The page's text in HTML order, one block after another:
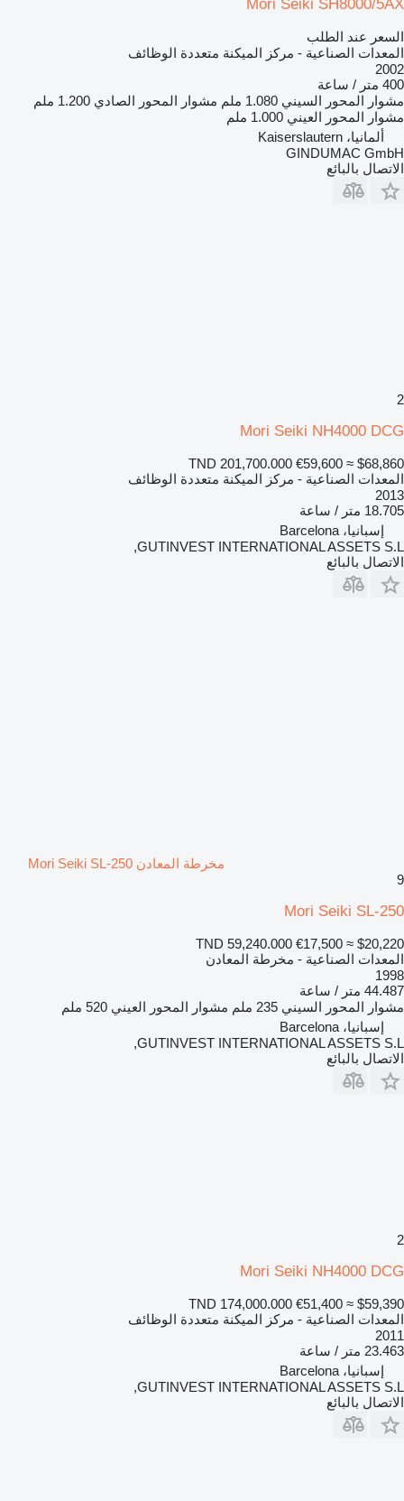
Mori Seiki SH8000/5AX
السعر عند الطلب
المعدات الصناعية - مركز الميكنة متعددة الوظائف
2002
400 متر / ساعة
مشوار المحور السيني 1.080 ملم مشوار المحور الصادي 1.200 ملم
مشوار المحور العيني 1.000 ملم
ألمانيا، Kaiserslautern
GINDUMAC GmbH
الاتصال بالبائع
2
Mori Seiki NH4000 DCG
TND 201,700.000 €59,600 ≈ $68,860
المعدات الصناعية - مركز الميكنة متعددة الوظائف
2013
18.705 متر / ساعة
إسبانيا، Barcelona
GUTINVEST INTERNATIONAL ASSETS S.L,
الاتصال بالبائع
مخرطة المعادن Mori Seiki SL-250
9
Mori Seiki SL-250
TND 59,240.000 €17,500 ≈ $20,220
المعدات الصناعية - مخرطة المعادن
1998
44.487 متر / ساعة
مشوار المحور السيني 235 ملم مشوار المحور العيني 520 ملم
إسبانيا، Barcelona
GUTINVEST INTERNATIONAL ASSETS S.L,
الاتصال بالبائع
2
Mori Seiki NH4000 DCG
TND 174,000.000 €51,400 ≈ $59,390
المعدات الصناعية - مركز الميكنة متعددة الوظائف
2011
23.463 متر / ساعة
إسبانيا، Barcelona
GUTINVEST INTERNATIONAL ASSETS S.L,
الاتصال بالبائع